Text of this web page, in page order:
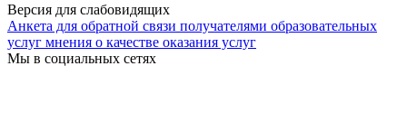
Версия для слабовидящих
Анкета для обратной связи получателями образовательных
услуг мнения о качестве оказания услуг
Мы в социальных сетях